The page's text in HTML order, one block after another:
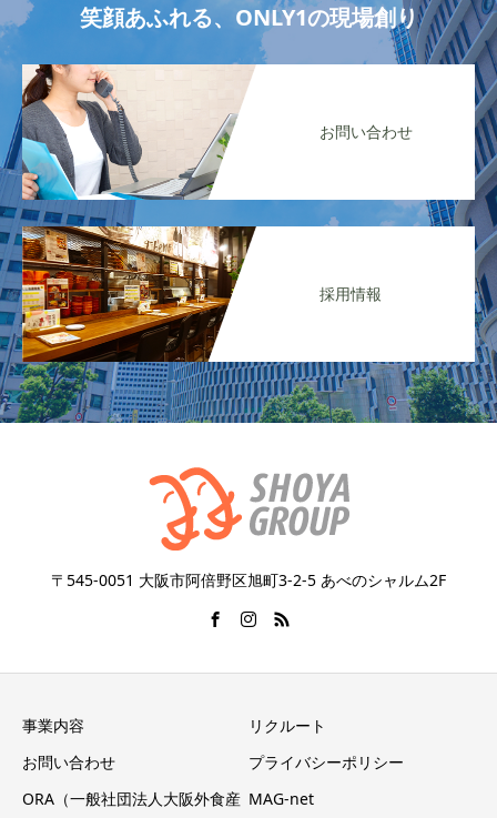
笑顔あふれる、ONLY1の現場創り
お問い合わせ
採用情報
〒545-0051 大阪市阿倍野区旭町3-2-5 あべのシャルム2F
事業内容
リクルート
お問い合わせ
プライバシーポリシー
ORA（一般社団法人大阪外食産 MAG-net